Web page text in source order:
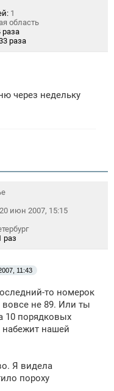
1
область
раза
раза
через недельку
20 июн 2007, 15:15
раз
11:43
то номерок
не 89. Или ты
10 порядковых
нашей
Я видела
пороху